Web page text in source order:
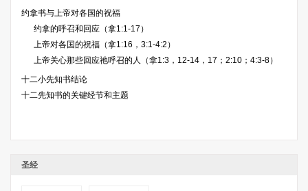
约拿书与上帝对各国的祝福
约拿的呼召和回应（拿1:1-17）
上帝对各国的祝福（拿1:16，3:1-4:2）
上帝关心那些回应祂呼召的人（拿1:3，12-14，17；2:10；4:3-8）
十二小先知书结论
十二先知书的关键经节和主题
圣经